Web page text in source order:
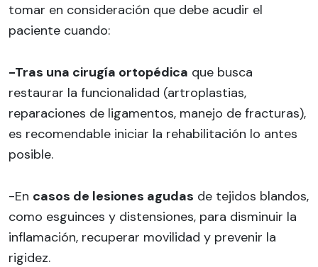
tomar en consideración que debe acudir el
paciente cuando:
-Tras una cirugía ortopédica que busca
restaurar la funcionalidad (artroplastias,
reparaciones de ligamentos, manejo de fracturas),
es recomendable iniciar la rehabilitación lo antes
posible.
-En casos de lesiones agudas de tejidos blandos,
como esguinces y distensiones, para disminuir la
inflamación, recuperar movilidad y prevenir la
rigidez.